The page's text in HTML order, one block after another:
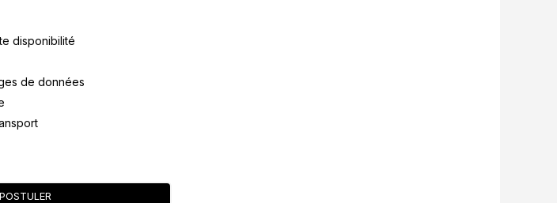
disponibilité
de données
POSTULER